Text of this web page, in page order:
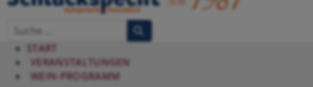
START
VERANSTALTUNGEN
WEIN-PROGRAMM